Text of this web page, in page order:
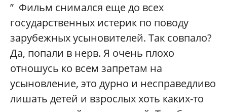
” Фильм снимался еще до всех
государственных истерик по поводу
зарубежных усыновителей. Так совпало?
Да, попали в нерв. Я очень плохо
отношусь ко всем запретам на
усыновление, это дурно и несправедливо
лишать детей и взрослых хоть каких-то